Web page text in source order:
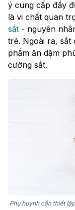
ý cung cấp đầy
là vi chất quan
sắt - nguyên
trẻ. Ngoài ra,
phẩm ăn dặm
cường sắt.
Phụ huynh cần thiết